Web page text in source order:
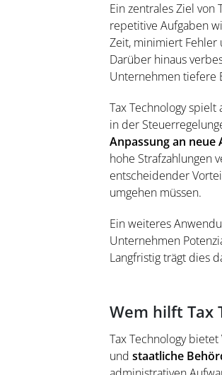
Ein zentrales Ziel
repetitive Aufgaben
Zeit, minimiert Fehler
Darüber hinaus
Unternehmen tiefere
Tax Technology
in der
Anpassung an
hohe Strafzahlungen
entscheidender
umgehen müssen.
Ein weiteres
Unternehmen
Langfristig trägt dies
Wem hilft Tax
Tax Technology
und staatliche